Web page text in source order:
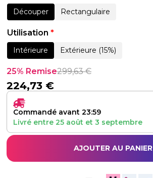
Découper Rectangulaire
Utilisation *
Intérieure Extérieure (15%)
25% Remise299,63€
224,73 €
Commandé avant 23:59
Livré entre 25 août et 3 septembre
AJOUTER AU PANIER